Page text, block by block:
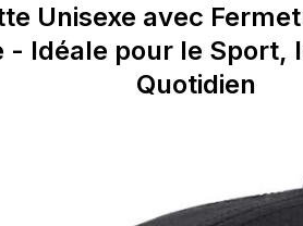
Unisexe avec
- Idéale pour le Sport,
Quotidien